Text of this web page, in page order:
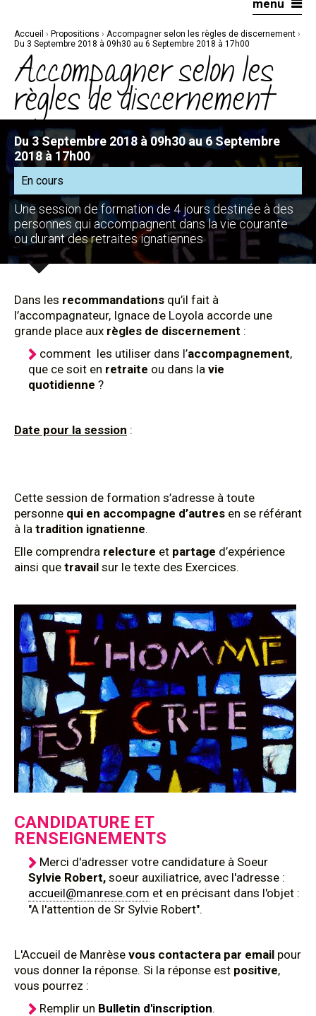
navigation
menu
Accueil › Propositions › Accompagner selon les règles de discernement ›
Du 3 Septembre 2018 à 09h30 au 6 Septembre 2018 à 17h00
Accompagner selon les
règles de discernement
Du 3 Septembre 2018 à 09h30 au 6 Septembre
2018 à 17h00
En cours
Une session de formation de 4 jours destinée à des
personnes qui accompagnent dans la vie courante
ou durant des retraites ignatiennes
Dans les recommandations qu’il fait à
l’accompagnateur, Ignace de Loyola accorde une
grande place aux règles de discernement :
comment les utiliser dans l’accompagnement,
que ce soit en retraite ou dans la vie
quotidienne ?
Date pour la session :
Cette session de formation s’adresse à toute
personne qui en accompagne d’autres en se référant
à la tradition ignatienne.
Elle comprendra relecture et partage d’expérience
ainsi que travail sur le texte des Exercices.
CANDIDATURE ET
RENSEIGNEMENTS
Merci d'adresser votre candidature à Soeur
Sylvie Robert, soeur auxiliatrice, avec l'adresse :
accueil@manrese.com et en précisant dans l'objet :
"A l'attention de Sr Sylvie Robert".
L'Accueil de Manrèse vous contactera par email pour
vous donner la réponse. Si la réponse est positive,
vous pourrez :
Remplir un Bulletin d'inscription.